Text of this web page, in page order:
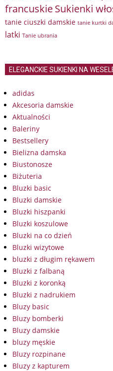
francuskieSukienki
tanie ciuszki damskie tanie kurtki
latki Tanie ubrania
ELEGANCKIE SUKIENKI NA
adidas
Akcesoria damskie
Aktualności
Baleriny
Bestsellery
Bielizna damska
Biustonosze
Biżuteria
Bluzki basic
Bluzki damskie
Bluzki hiszpanki
Bluzki koszulowe
Bluzki na co dzień
Bluzki wizytowe
bluzki z długim rękawem
Bluzki z falbaną
Bluzki z koronką
Bluzki z nadrukiem
Bluzy basic
Bluzy bomberki
Bluzy damskie
bluzy męskie
Bluzy rozpinane
Bluzy z kapturem